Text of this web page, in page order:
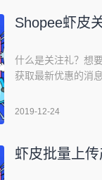
Shopee虾皮
什么是关注礼？想
获取最新优惠的消
Shopee关注礼如
2019-12-24
虾皮批量上